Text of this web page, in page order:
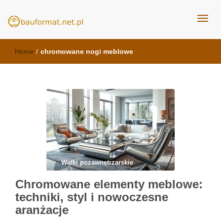
meble kuchenne Bauformat
Home / chromowane nogi meblowe
Wątki pozawnętrzarskie
Chromowane elementy meblowe:
techniki, styl i nowoczesne
aranżacje